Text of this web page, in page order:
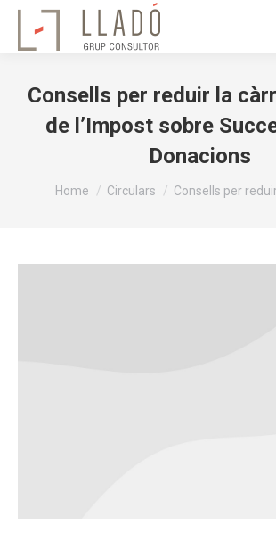
Consells per reduir la
de l’Impost sobre
Donacions
You are here:
Home Circulars Consells per